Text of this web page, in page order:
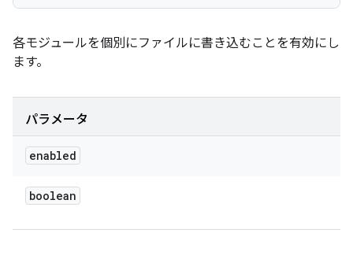
各モジュールを個別にファイルに書き込むことを有効にし
ます。
パラメータ
enabled
boolean